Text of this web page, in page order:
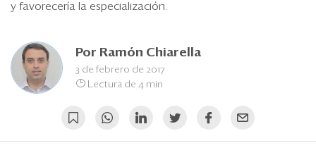
Edición Impresa
y favorecería la especialización.
Por Ramón Chiarella
3 de febrero de 2017
Lectura de 4 min